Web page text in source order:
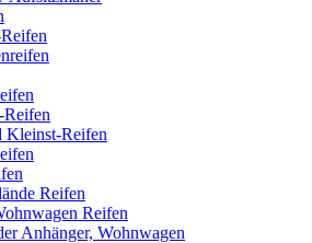
Kleinst-Reifen
Reifen
Reifen
Anhänger, Wohnwagen